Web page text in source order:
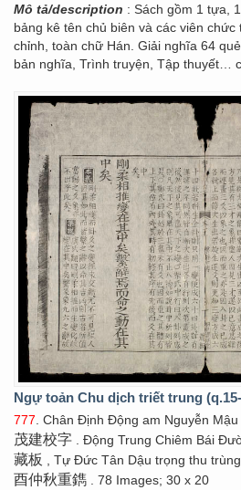
Mô tả/description : Sách gồm 1 tựa,
bảng kê tên chủ biên và các viên chức
chỉnh, toàn chữ Hán. Giải nghĩa 64
bản nghĩa, Trình truyện, Tập thuyết…
Ngự toản Chu dịch triết trung
777 . Chân Định Động am Nguyễn
茂建校字 . Động Trung Chiêm Bái
藏板
, Tự Đức Tân Dậu trọng thu
酉仲秋重鐫 . 78 Images; 30 x 20